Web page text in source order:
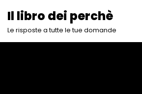
Vai
Il libro dei perchè
Le risposte a tutte le tue domande